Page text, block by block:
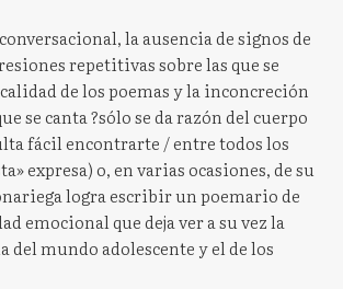
la ausencia de signos de
repetitivas sobre las que se
de los poemas y la inconcreción
se canta ?sólo se da razón del cuerpo
fácil encontrarte / entre todos los
expresa) o, en varias ocasiones, de su
logra escribir un poemario de
emocional que deja ver a su vez la
mundo adolescente y el de los